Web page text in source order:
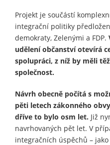
Projekt je součástí
integrační politiky
demokraty, Zelenými a FDP.
udělení občanství otevírá
spolupráci, z níž by měli
společnost.
Návrh obecně počítá s
pěti letech zákonného
dříve to bylo osm let. Již
navrhovaných pět let. V
integračních úspěchů –